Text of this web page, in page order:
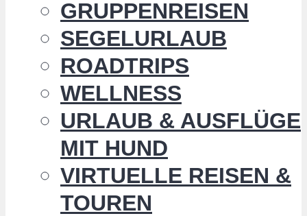
GRUPPENREISEN
SEGELURLAUB
ROADTRIPS
WELLNESS
URLAUB & AUSFLÜGE
MIT HUND
VIRTUELLE REISEN &
TOUREN